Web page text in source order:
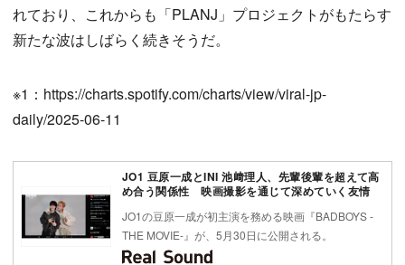
れており、これからも「PLANJ」プロジェクトがもたらす
新たな波はしばらく続きそうだ。
※1：https://charts.spotify.com/charts/view/viral-jp-
daily/2025-06-11
JO1 豆原一成とINI 池﨑理人、先輩後輩を超えて高
め合う関係性 映画撮影を通じて深めていく友情
JO1の豆原一成が初主演を務める映画『BADBOYS -
THE MOVIE-』が、5月30日に公開される。